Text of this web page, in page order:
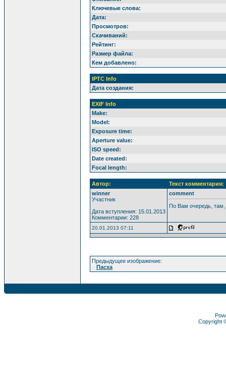
Ключевые слова:
Дата:
Просмотров:
Скачиваний:
Рейтинг:
Размер файла:
Кем добавлено:
IPTC Info
Дата создания:
EXIF Info
Make:
Model:
Exposure time:
Aperture value:
ISO speed:
Date created:
Focal length:
Автор:
Текст комментария:
winner
Участник
Дата вступления: 15.01.2013
Комментарии: 228
comment
По Вам очередь, там,
20.01.2013 07:11
Предыдущее изображение:
Пасха
Copyright